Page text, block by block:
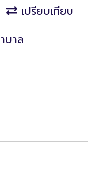
เปรียบเทียบ
บาล